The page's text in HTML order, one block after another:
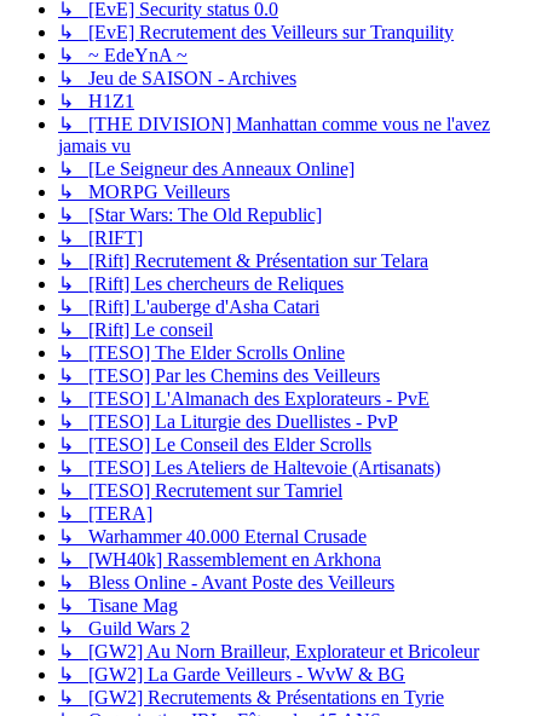
↳ [EvE] Security status 0.0
↳ [EvE] Recrutement des Veilleurs sur Tranquility
↳ ~ EdeYnA ~
↳ Jeu de SAISON - Archives
↳ H1Z1
↳ [THE DIVISION] Manhattan comme vous ne l'avez
jamais vu
↳ [Le Seigneur des Anneaux Online]
↳ MORPG Veilleurs
↳ [Star Wars: The Old Republic]
↳ [RIFT]
↳ [Rift] Recrutement & Présentation sur Telara
↳ [Rift] Les chercheurs de Reliques
↳ [Rift] L'auberge d'Asha Catari
↳ [Rift] Le conseil
↳ [TESO] The Elder Scrolls Online
↳ [TESO] Par les Chemins des Veilleurs
↳ [TESO] L'Almanach des Explorateurs - PvE
↳ [TESO] La Liturgie des Duellistes - PvP
↳ [TESO] Le Conseil des Elder Scrolls
↳ [TESO] Les Ateliers de Haltevoie (Artisanats)
↳ [TESO] Recrutement sur Tamriel
↳ [TERA]
↳ Warhammer 40.000 Eternal Crusade
↳ [WH40k] Rassemblement en Arkhona
↳ Bless Online - Avant Poste des Veilleurs
↳ Tisane Mag
↳ Guild Wars 2
↳ [GW2] Au Norn Brailleur, Explorateur et Bricoleur
↳ [GW2] La Garde Veilleurs - WvW & BG
↳ [GW2] Recrutements & Présentations en Tyrie